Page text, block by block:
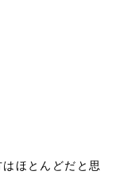
ほとんどだと思